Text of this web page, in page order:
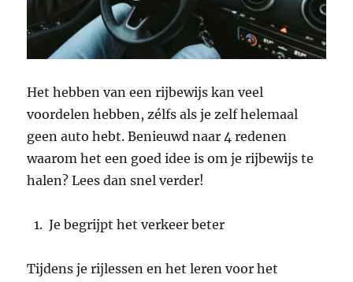
Het hebben van een rijbewijs kan veel
voordelen hebben, zélfs als je zelf helemaal
geen auto hebt. Benieuwd naar 4 redenen
waarom het een goed idee is om je rijbewijs te
halen? Lees dan snel verder!
Je begrijpt het verkeer beter
Tijdens je rijlessen en het leren voor het